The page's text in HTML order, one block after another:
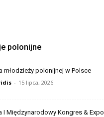
polonijne
młodzieży polonijnej w Polsce
- 15 lipca, 2026
I Międzynarodowy Kongres & Expo